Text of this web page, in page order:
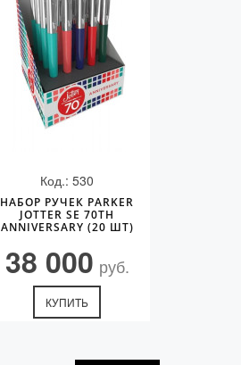
Код.: 530
НАБОР РУЧЕК PARKER
JOTTER SE 70TH
ANNIVERSARY (20 ШТ)
38 000 руб.
КУПИТЬ